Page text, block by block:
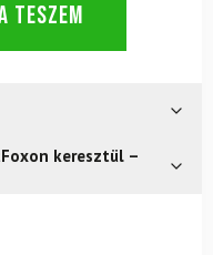
TESZEM
keresztül –
– a terméket
indoklás nélkül.